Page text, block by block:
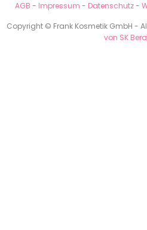
AGB - Impressum - Datenschutz-
Copyright © Frank Kosmetik GmbH -
von SK